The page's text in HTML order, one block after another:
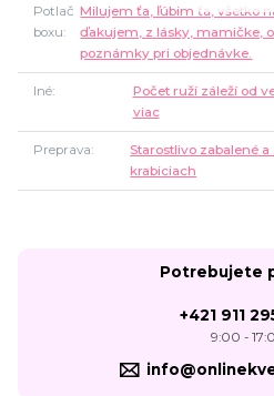
Potlač
boxu
Milujem ťa, ľúbim ťa, všetko
ďakujem, z lásky, mamičke,
poznámky pri objednávke.
Iné
Počet ruží záleží od
viac
Preprava
Starostlivo zabalené
krabiciach
Potrebujete
+421 911
9:00 -